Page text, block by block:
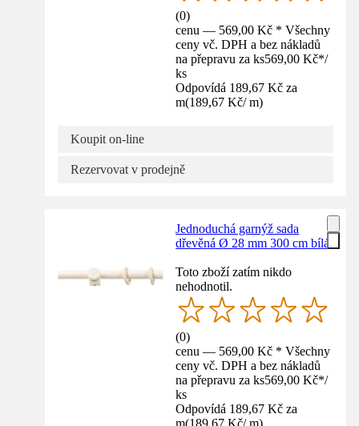
(0)
cenu — 569,00 Kč * Všechny
ceny vč. DPH a bez nákladů
na přepravu za ks569,00 Kč*/
ks
Odpovídá 189,67 Kč za
m(189,67 Kč/ m)
Koupit on-line
Rezervovat v prodejně
Jednoduchá garnýž sada
dřevěná Ø 28 mm 300 cm bílá
Toto zboží zatím nikdo
nehodnotil.
(0)
cenu — 569,00 Kč * Všechny
ceny vč. DPH a bez nákladů
na přepravu za ks569,00 Kč*/
ks
Odpovídá 189,67 Kč za
m(189,67 Kč/ m)